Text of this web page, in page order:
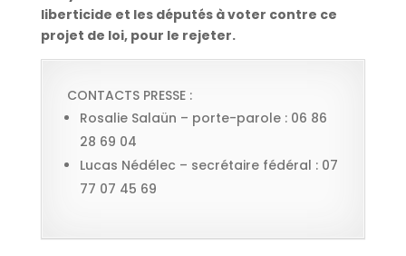
liberticide et les députés à voter contre ce
projet de loi, pour le rejeter.
CONTACTS PRESSE :
Rosalie Salaün – porte-parole : 06 86
28 69 04
Lucas Nédélec – secrétaire fédéral : 07
77 07 45 69